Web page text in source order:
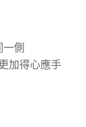
側
加得心應手